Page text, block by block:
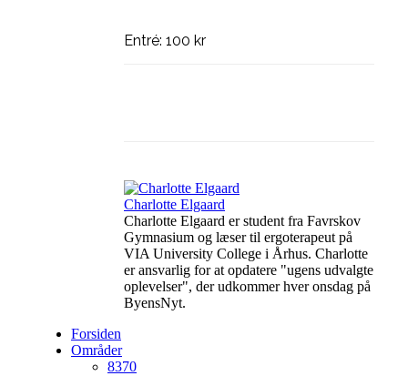
Entré: 100 kr
Charlotte Elgaard
Charlotte Elgaard er student fra Favrskov
Gymnasium og læser til ergoterapeut på
VIA University College i Århus. Charlotte
er ansvarlig for at opdatere "ugens udvalgte
oplevelser", der udkommer hver onsdag på
ByensNyt.
Forsiden
Områder
8370